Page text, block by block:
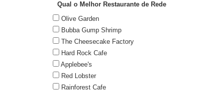
Qual o Melhor Restaurante de Rede
Olive Garden
Bubba Gump Shrimp
The Cheesecake Factory
Hard Rock Cafe
Applebee's
Red Lobster
Rainforest Cafe